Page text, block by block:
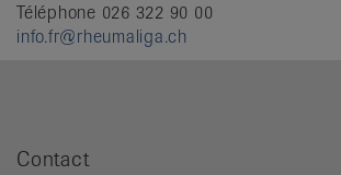
Téléphone 026 322 90 00
info.fr@rheumaliga.ch
Contact